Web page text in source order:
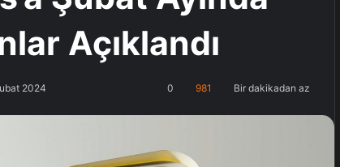
Açıklandı
2024 0 981 Bir dakikadan az